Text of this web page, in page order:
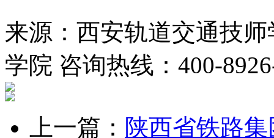
来源：西安轨道交通技
学院 咨询热线：400-
上一篇： 陕西省铁路